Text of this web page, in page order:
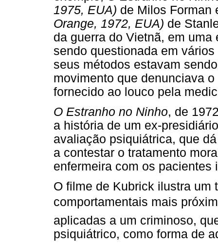
1975, EUA) de Milos Forman
Orange, 1972, EUA) de
da guerra do Vietnã, em
sendo questionada em
seus métodos estavam
movimento que denunciava
fornecido ao louco pela
O Estranho no Ninho, de
a história de um ex-
avaliação psiquiátrica, que
a contestar o tratamento
enfermeira com os pacientes
O filme de Kubrick ilustra um
comportamentais mais
aplicadas a um criminoso,
psiquiátrico, como forma de